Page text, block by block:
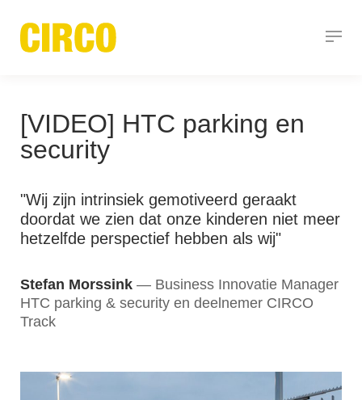
[VIDEO] HTC parking en
security
"Wij zijn intrinsiek gemotiveerd geraakt
doordat we zien dat onze kinderen niet meer
hetzelfde perspectief hebben als wij"
Stefan Morssink
Business Innovatie Manager
HTC parking & security en deelnemer CIRCO
Track